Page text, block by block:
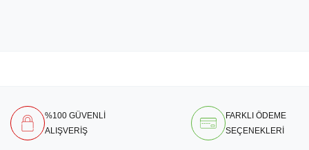
%100 GÜVENLİ
ALIŞVERİŞ
FARKLI ÖDEME
SEÇENEKLERİ